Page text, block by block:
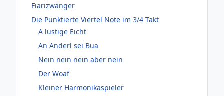
Fiarizwänger
Die Punktierte Viertel Note im 3/4 Takt
A lustige Eicht
An Anderl sei Bua
Nein nein nein aber nein
Der Woaf
Kleiner Harmonikaspieler